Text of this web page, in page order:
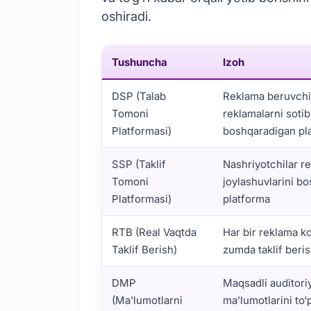
oshiradi.
Tushuncha Izoh
DSP (Talab
Tomoni
Platformasi)
Reklama
reklamalarni
boshqaradigan
SSP (Taklif
Tomoni
Platformasi)
Nashriyotchilar
joylashuvlarini
platforma
RTB (Real Vaqtda
Taklif Berish)
Har bir reklama
zumda taklif
DMP
(Ma'lumotlarni
Maqsadli
ma’lumotlarini